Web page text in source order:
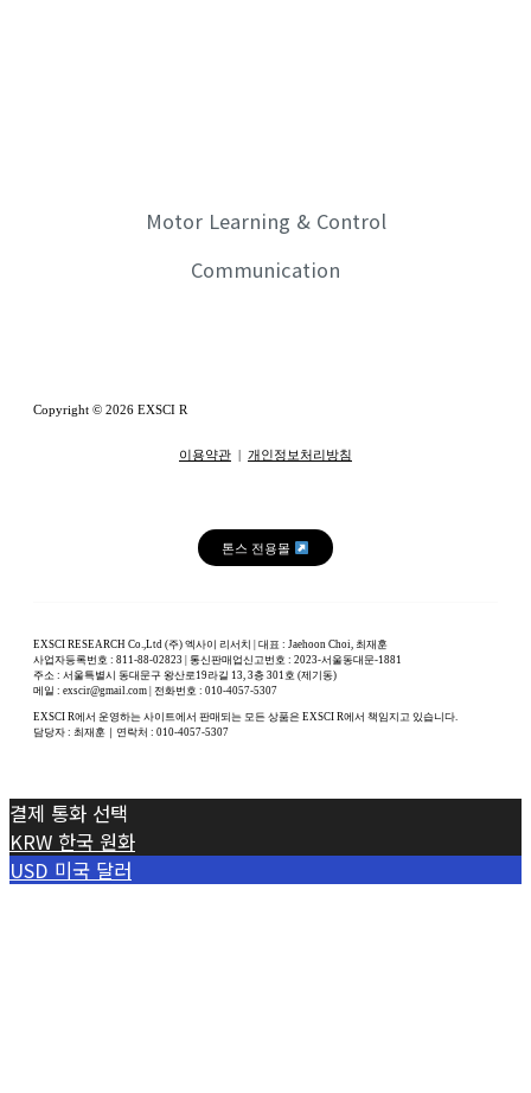
Motor Learning & Control
Communication
Copyright © 2026 EXSCI R
이용약관 개인정보처리방침
톤스 전용몰
EXSCI RESEARCH Co.,Ltd (주) 엑사이 리서치 | 대표 : Jaehoon Choi, 최재훈
사업자등록번호 : 811-88-02823 | 통신판매업신고번호 : 2023-서울동대문-1881
주소 : 서울특별시 동대문구 왕산로19라길 13, 3층 301호 (제기동)
메일 : exscir@gmail.com | 전화번호 : 010-4057-5307
EXSCI R에서 운영하는 사이트에서 판매되는 모든 상품은 EXSCI R에서 책임지고 있습니다.
담당자 : 최재훈｜연락처 : 010-4057-5307
결제 통화 선택
KRW 한국 원화
USD 미국 달러